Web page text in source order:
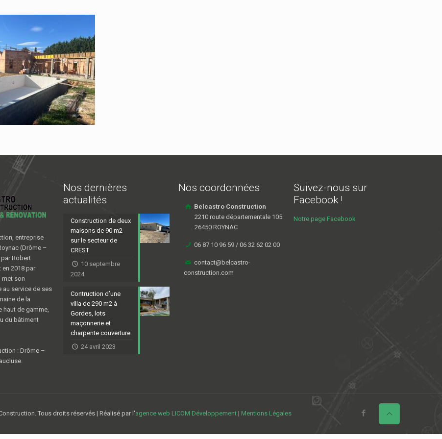
entreprise
(Drôme –
par Robert
en 2018 par
met son
service de ses
de la
haut de gamme,
du bâtiment
: Drôme –
Nos dernières
actualités
Construction de deux
maisons de 90 m2
sur le secteur de
CREST
10 septembre
2024
Contruction d’une
villa de 290 m2 à
Gordes, lots
maçonnerie et
charpente couverture
24 avril 2023
Nos coordonnées
Belcastro Construction
2210 route départementale 105
26450 ROYNAC
06 87 10 96 59 / 06 32 62 02 00
contact@belcastro-
construction.com
Suivez-nous sur
Facebook !
Notre page Facebook
Tous droits réservés | Réalisé par l'agence web LICOM Développement | Mentions Légales